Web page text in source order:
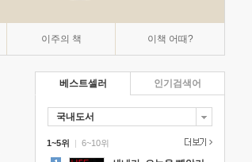
이주의 책 이책 어때?
베스트셀러
국내도서
1~5위 | 6~10위
인기검색어